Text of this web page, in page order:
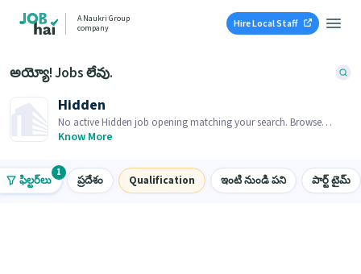
A Naukri Group
company
Hire Local Staff
అయ్యో! Jobs లేవు.
Hidden
No active Hidden job opening matching your search. Browse
similar job openings below.
Know More
ఫిల్టర్‌లు
1
ప్రదేశం Qualification ఇంటి నుండి పని పార్ట్ టైమ్